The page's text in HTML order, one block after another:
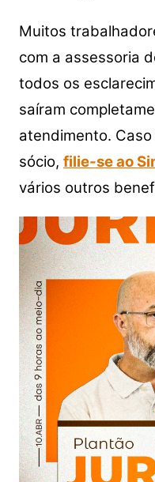
Muitos
com a assessoria
todos os
saíram
atendimento.
sócio, filie-se ao
vários outros